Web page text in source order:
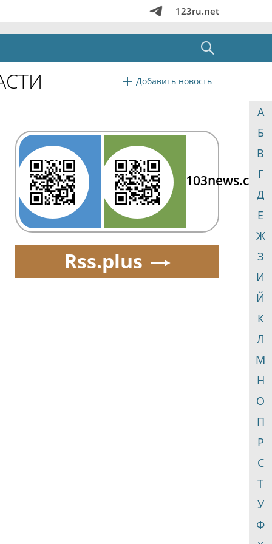
123ru.net
Добавить новость
А
Б
В
Г
Д
Е
Ж
З
И
Й
К
Л
М
Н
О
П
Р
С
Т
У
Ф
103news.com
Rss.plus